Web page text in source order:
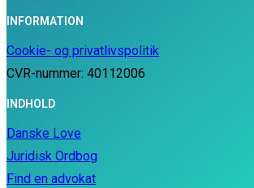
INFORMATION
Cookie- og privatlivspolitik
CVR-nummer: 40112006
INDHOLD
Danske Love
Juridisk Ordbog
Find en advokat